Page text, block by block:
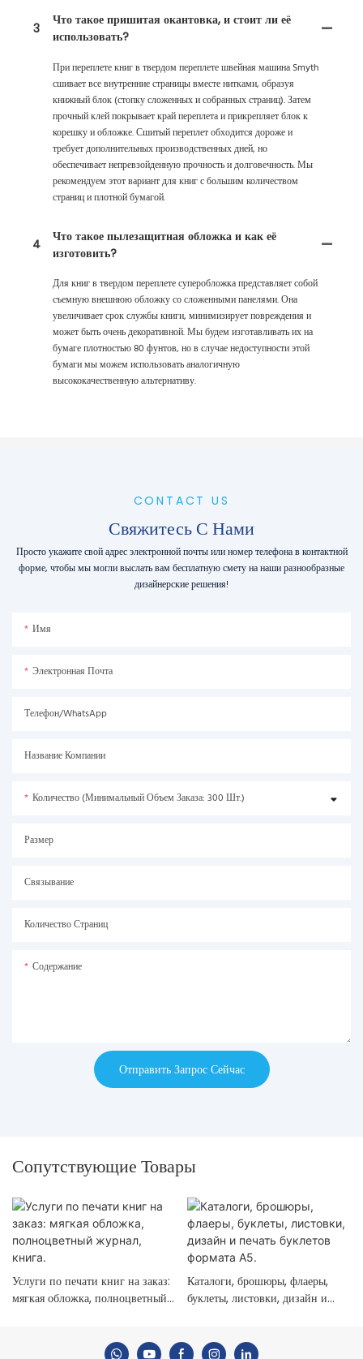
3
Что такое пришитая окантовка, и стоит ли её
использовать?
При переплете книг в твердом переплете швейная машина Smyth
сшивает все внутренние страницы вместе нитками, образуя
книжный блок (стопку сложенных и собранных страниц). Затем
прочный клей покрывает край переплета и прикрепляет блок к
корешку и обложке. Сшитый переплет обходится дороже и
требует дополнительных производственных дней, но
обеспечивает непревзойденную прочность и долговечность. Мы
рекомендуем этот вариант для книг с большим количеством
страниц и плотной бумагой.
4
Что такое пылезащитная обложка и как её
изготовить?
Для книг в твердом переплете суперобложка представляет собой
съемную внешнюю обложку со сложенными панелями. Она
увеличивает срок службы книги, минимизирует повреждения и
может быть очень декоративной. Мы будем изготавливать их на
бумаге плотностью 80 фунтов, но в случае недоступности этой
бумаги мы можем использовать аналогичную
высококачественную альтернативу.
CONTACT US
Свяжитесь С Нами
Просто укажите свой адрес электронной почты или номер телефона в контактной
форме, чтобы мы могли выслать вам бесплатную смету на наши разнообразные
дизайнерские решения!
Имя
Электронная Почта
Телефон/WhatsApp
Название Компании
Количество (минимальный Объем Заказа: 300 Шт.)
Размер
Связывание
Количество Страниц
Содержание
Отправить Запрос Сейчас
Сопутствующие Товары
Услуги по печати книг на заказ:
мягкая обложка, полноцветный
Каталоги, брошюры, флаеры,
буклеты, листовки, дизайн и